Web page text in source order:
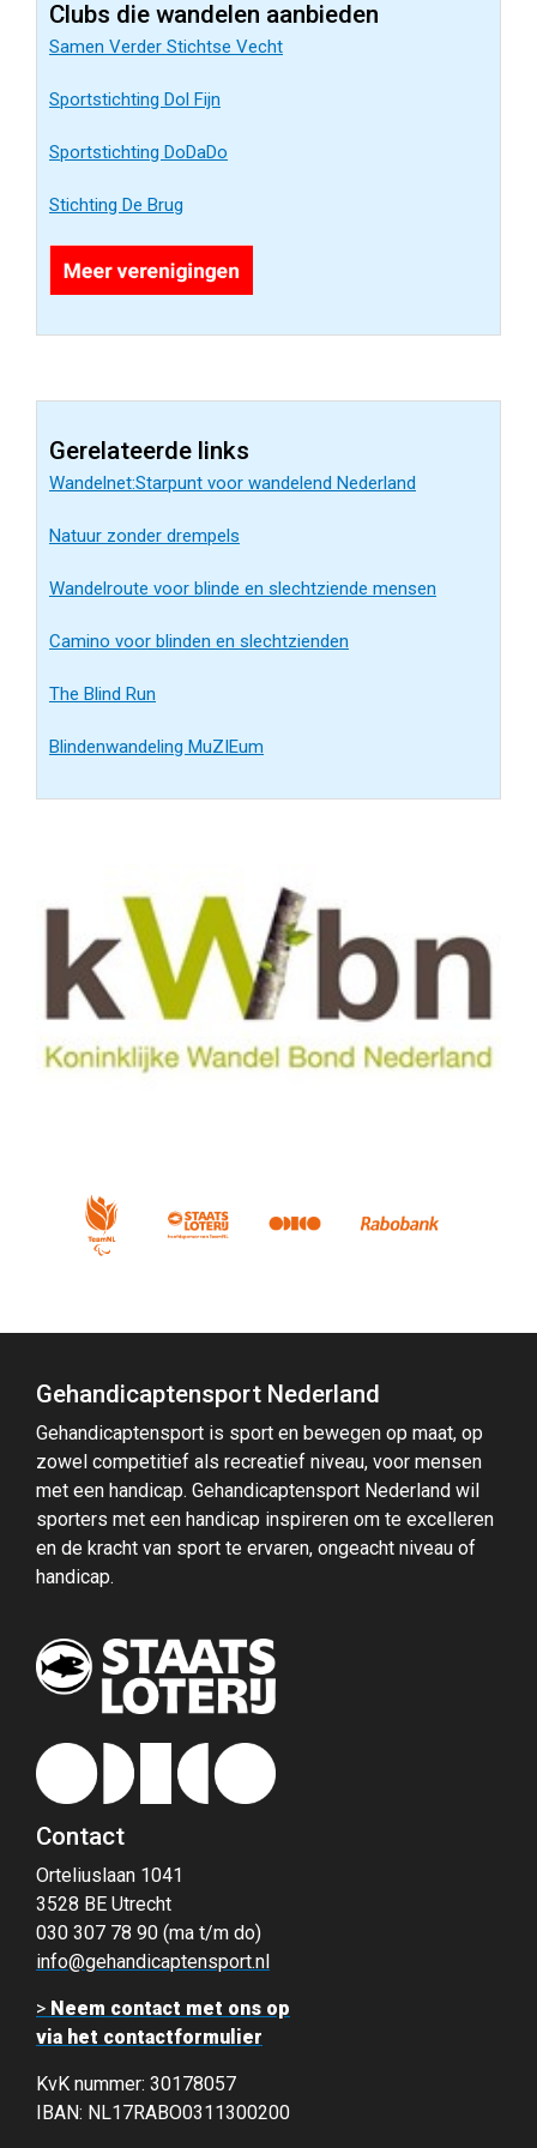
Clubs die wandelen aanbieden
Samen Verder Stichtse Vecht
Sportstichting Dol Fijn
Sportstichting DoDaDo
Stichting De Brug
Gerelateerde links
Wandelnet:Starpunt voor wandelend Nederland
Natuur zonder drempels
Wandelroute voor blinde en slechtziende mensen
Camino voor blinden en slechtzienden
The Blind Run
Blindenwandeling MuZIEum
Gehandicaptensport Nederland
Gehandicaptensport is sport en bewegen op maat, op
zowel competitief als recreatief niveau, voor mensen
met een handicap. Gehandicaptensport Nederland wil
sporters met een handicap inspireren om te excelleren
en de kracht van sport te ervaren, ongeacht niveau of
handicap.
Contact
Orteliuslaan 1041
3528 BE Utrecht
030 307 78 90 (ma t/m do)
info@gehandicaptensport.nl
> Neem contact met ons op
via het contactformulier
KvK nummer: 30178057
IBAN: NL17RABO0311300200